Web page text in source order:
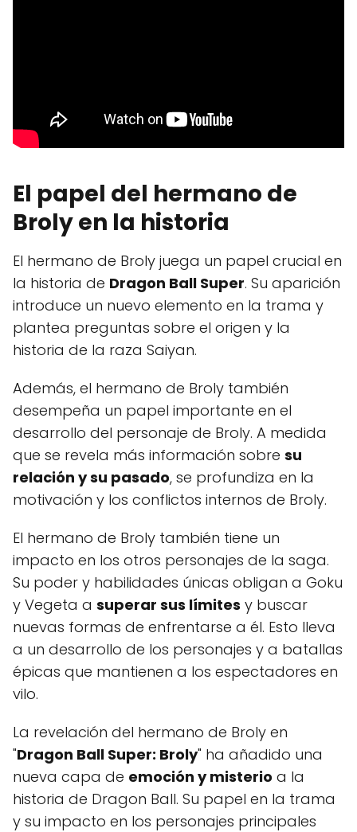
El papel del hermano de
Broly en la historia
El hermano de Broly juega un papel crucial en
la historia de Dragon Ball Super. Su aparición
introduce un nuevo elemento en la trama y
plantea preguntas sobre el origen y la
historia de la raza Saiyan.
Además, el hermano de Broly también
desempeña un papel importante en el
desarrollo del personaje de Broly. A medida
que se revela más información sobre su
relación y su pasado, se profundiza en la
motivación y los conflictos internos de Broly.
El hermano de Broly también tiene un
impacto en los otros personajes de la saga.
Su poder y habilidades únicas obligan a Goku
y Vegeta a superar sus límites y buscar
nuevas formas de enfrentarse a él. Esto lleva
a un desarrollo de los personajes y a batallas
épicas que mantienen a los espectadores en
vilo.
La revelación del hermano de Broly en
"Dragon Ball Super: Broly" ha añadido una
nueva capa de emoción y misterio a la
historia de Dragon Ball. Su papel en la trama
y su impacto en los personajes principales